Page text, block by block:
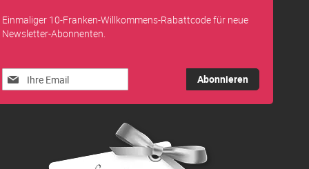
Einmaliger 10-Franken-Willkommens-Rabattcode für neue
Newsletter-Abonnenten.
Melden
Sie
sich
Abonnieren